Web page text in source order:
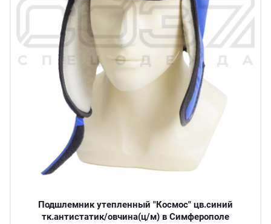
Подшлемник утепленный "Космос" цв.синий
тк.антистатик/овчина(ц/м) в Симферополе